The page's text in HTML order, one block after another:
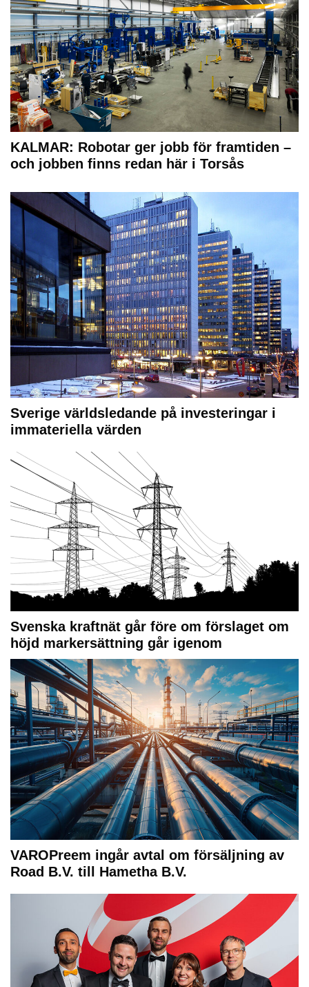
KALMAR: Robotar ger jobb för framtiden –
och jobben finns redan här i Torsås
Sverige världsledande på investeringar i
immateriella värden
Svenska kraftnät går före om förslaget om
höjd markersättning går igenom
VAROPreem ingår avtal om försäljning av
Road B.V. till Hametha B.V.